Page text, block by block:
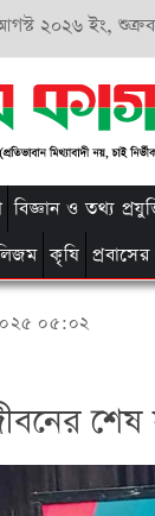
২০২৬ ইং,
বিজ্ঞান ও তথ্য
কৃষি
০৫:০২